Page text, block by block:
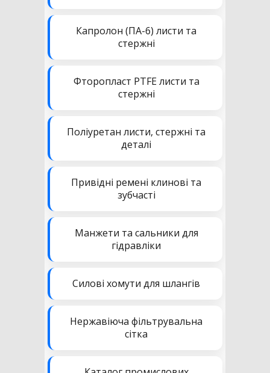
Капролон (ПА-6) листи та
стержні
Фторопласт PTFE листи та
стержні
Поліуретан листи, стержні та
деталі
Привідні ремені клинові та
зубчасті
Манжети та сальники для
гідравліки
Силові хомути для шлангів
Нержавіюча фільтрувальна
сітка